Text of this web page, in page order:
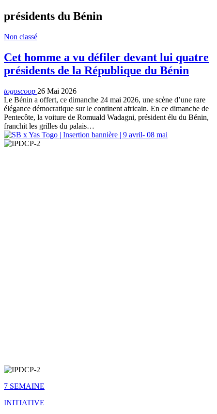
présidents du Bénin
Non classé
Cet homme a vu défiler devant lui quatre
présidents de la République du Bénin
togoscoop 26 Mai 2026
Le Bénin a offert, ce dimanche 24 mai 2026, une scène d’une rare
élégance démocratique sur le continent africain. En ce dimanche de
Pentecôte, la voiture de Romuald Wadagni, président élu du Bénin,
franchit les grilles du palais…
7 SEMAINE
INITIATIVE